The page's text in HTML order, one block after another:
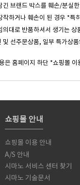
긴 브랜드 박스를 훼손/분실
착하거나 훼손이 된 경우 *특
의대로 반품하셔서 생기는 상
및 선주문상품, 일부 특가상
은 홈페이지 하단 *쇼핑몰
쇼핑몰 안내
쇼핑몰 이용 안내
A/S 안내
시마노 서비스 센터 찾기
시마노 기술문서